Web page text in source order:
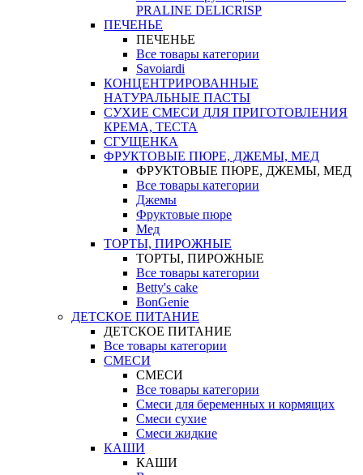
PRALINE DELICRISP
ПЕЧЕНЬЕ
ПЕЧЕНЬЕ
Все товары категории
Savoiardi
КОНЦЕНТРИРОВАННЫЕ
НАТУРАЛЬНЫЕ ПАСТЫ
СУХИЕ СМЕСИ ДЛЯ ПРИГОТОВЛЕНИЯ
КРЕМА, ТЕСТА
СГУЩЕНКА
ФРУКТОВЫЕ ПЮРЕ, ДЖЕМЫ, МЕД
ФРУКТОВЫЕ ПЮРЕ, ДЖЕМЫ, МЕД
Все товары категории
Джемы
Фруктовые пюре
Мед
ТОРТЫ, ПИРОЖНЫЕ
ТОРТЫ, ПИРОЖНЫЕ
Все товары категории
Betty's cake
BonGenie
ДЕТСКОЕ ПИТАНИЕ
ДЕТСКОЕ ПИТАНИЕ
Все товары категории
СМЕСИ
СМЕСИ
Все товары категории
Смеси для беременных и кормящих
Смеси сухие
Смеси жидкие
КАШИ
КАШИ